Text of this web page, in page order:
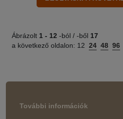
Ábrázolt 1 - 12 -ból / -ből 17
a következő oldalon: 12 24 48 96
További információk